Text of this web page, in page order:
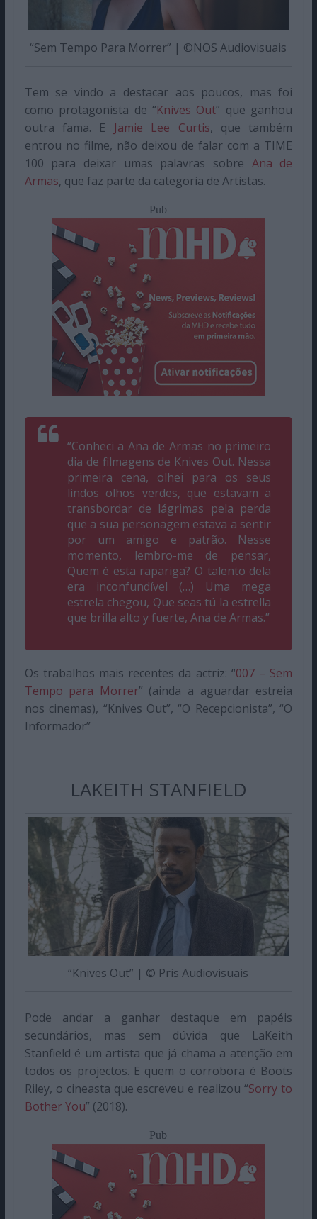
“Sem Tempo Para Morrer” | ©NOS Audiovisuais
Tem se vindo a destacar aos poucos, mas foi
como protagonista de “Knives Out” que ganhou
outra fama. E Jamie Lee Curtis, que também
entrou no filme, não deixou de falar com a TIME
100 para deixar umas palavras sobre Ana de
Armas, que faz parte da categoria de Artistas.
Pub
“Conheci a Ana de Armas no primeiro
dia de filmagens de Knives Out. Nessa
primeira cena, olhei para os seus
lindos olhos verdes, que estavam a
transbordar de lágrimas pela perda
que a sua personagem estava a sentir
por um amigo e patrão. Nesse
momento, lembro-me de pensar,
Quem é esta rapariga? O talento dela
era inconfundível (…) Uma mega
estrela chegou, Que seas tú la estrella
que brilla alto y fuerte, Ana de Armas.”
Os trabalhos mais recentes da actriz: “007 – Sem
Tempo para Morrer” (ainda a aguardar estreia
nos cinemas), “Knives Out”, “O Recepcionista”, “O
Informador”
LAKEITH STANFIELD
“Knives Out” | © Pris Audiovisuais
Pode andar a ganhar destaque em papéis
secundários, mas sem dúvida que LaKeith
Stanfield é um artista que já chama a atenção em
todos os projectos. E quem o corrobora é Boots
Riley, o cineasta que escreveu e realizou “Sorry to
Bother You” (2018).
Pub